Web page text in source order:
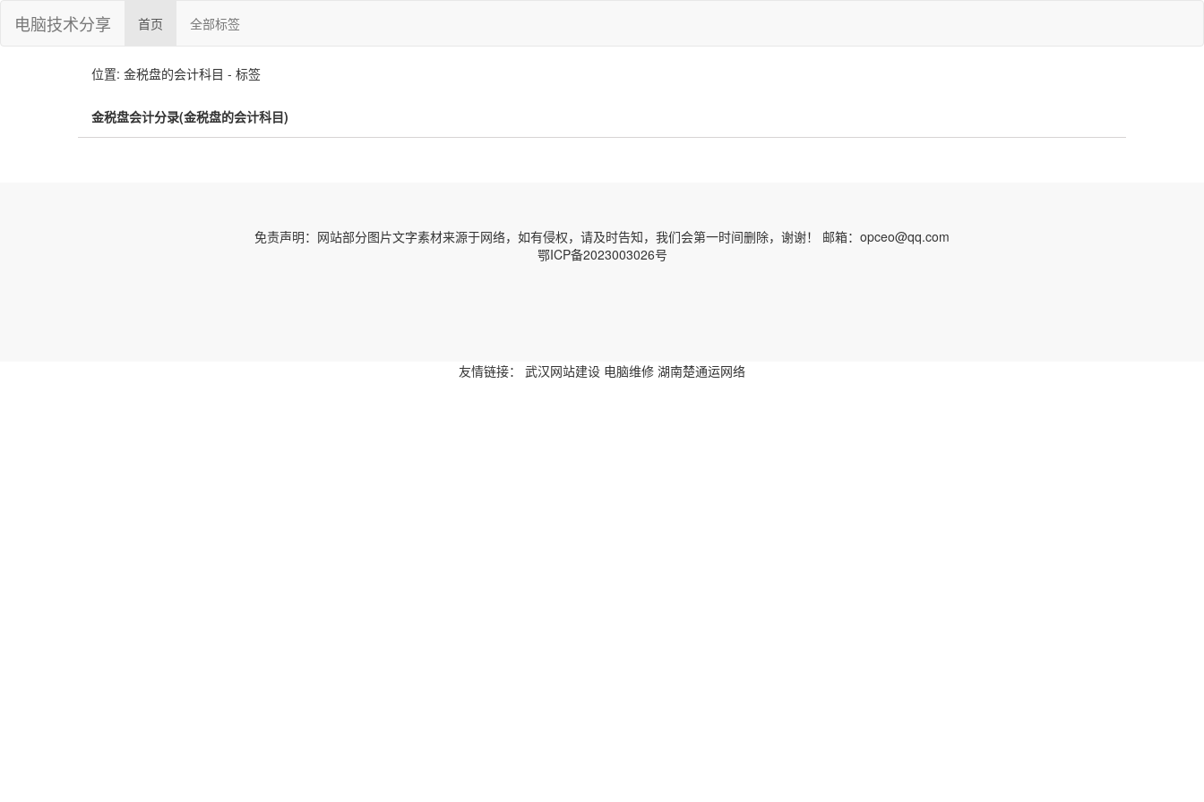
电脑技术分享 首页 全部标签
位置: 金税盘的会计科目 - 标签
金税盘会计分录(金税盘的会计科目)
免责声明：网站部分图片文字素材来源于网络，如有侵权，请及时告知，我们会第一时间删除，谢谢！ 邮箱：opceo@qq.com
鄂ICP备2023003026号
友情链接： 武汉网站建设 电脑维修 湖南楚通运网络